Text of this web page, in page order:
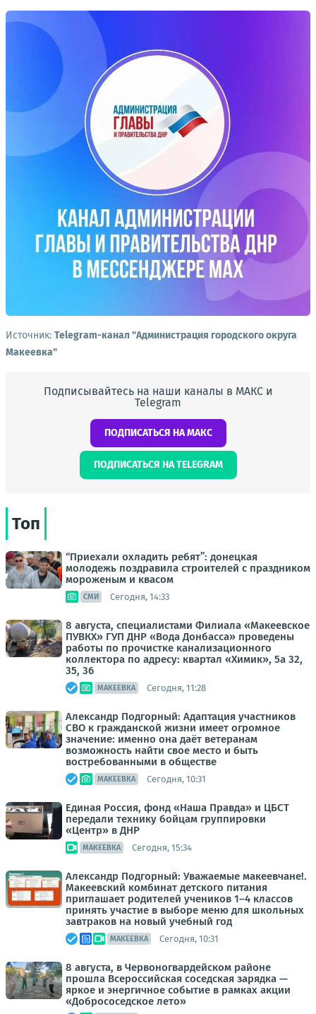
Источник: Telegram-канал "Администрация городского округа
Макеевка"
Подписывайтесь на наши каналы в МАКС и
Telegram
ПОДПИСАТЬСЯ НА МАКС
ПОДПИСАТЬСЯ НА TELEGRAM
Топ
“Приехали охладить ребят”: донецкая
молодежь поздравила строителей с праздником
мороженым и квасом
СМИ Сегодня, 14:33
8 августа, специалистами Филиала «Макеевское
ПУВКХ» ГУП ДНР «Вода Донбасса» проведены
работы по прочистке канализационного
коллектора по адресу: квартал «Химик», 5а 32,
35, 36
МАКЕЕВКА Сегодня, 11:28
Александр Подгорный: Адаптация участников
СВО к гражданской жизни имеет огромное
значение: именно она даёт ветеранам
возможность найти свое место и быть
востребованными в обществе
МАКЕЕВКА Сегодня, 10:31
Единая Россия, фонд «Наша Правда» и ЦБСТ
передали технику бойцам группировки
«Центр» в ДНР
МАКЕЕВКА Сегодня, 15:34
Александр Подгорный: Уважаемые макеевчане!.
Макеевский комбинат детского питания
приглашает родителей учеников 1–4 классов
принять участие в выборе меню для школьных
завтраков на новый учебный год
МАКЕЕВКА Сегодня, 10:31
8 августа, в Червоногвардейском районе
прошла Всероссийская соседская зарядка —
яркое и энергичное событие в рамках акции
«Добрососедское лето»